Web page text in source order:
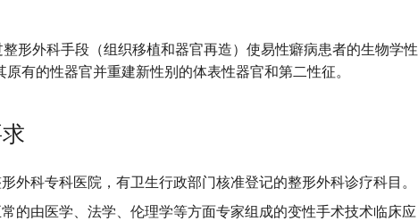
形外科手段（组织移植和器官再造）使易性癖病患者的生物学性
有的性器官并重建新性别的体表性器官和第二性征。
外科专科医院，有卫生行政部门核准登记的整形外科诊疗科目。
的由医学、法学、伦理学等方面专家组成的变性手术技术临床应